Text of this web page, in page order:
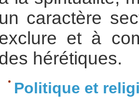
un caractère
et à
hérétiques.
Politique et